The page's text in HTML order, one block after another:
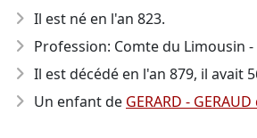
Il est né en l'an 823.
Profession: Comte du Limousin
Il est décédé en l'an 879, il avait
Un enfant de GERARD -